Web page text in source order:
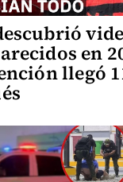
en
llegó